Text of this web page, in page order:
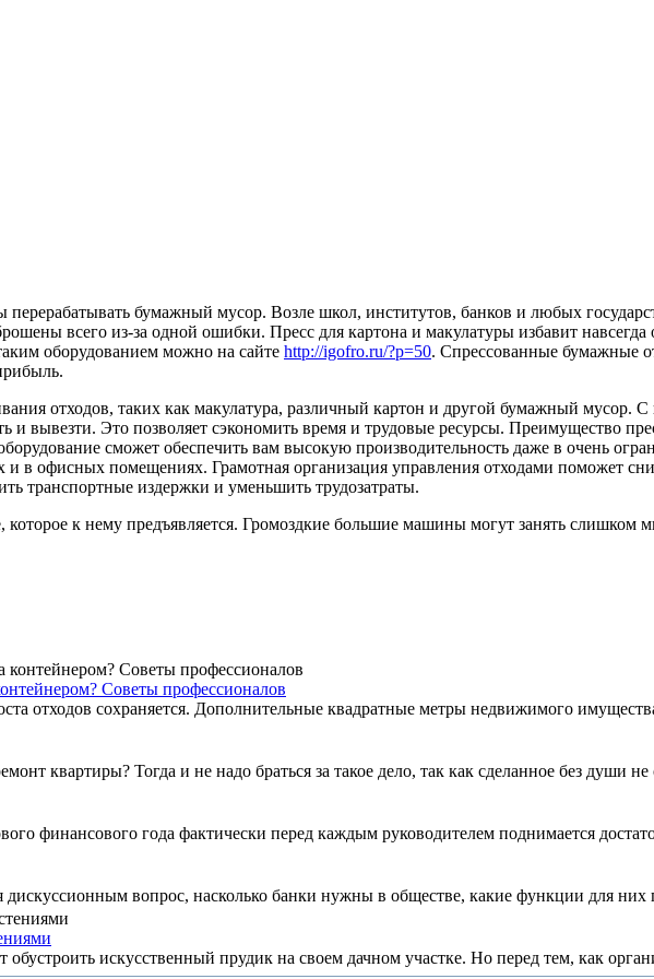
перерабатывать бумажный мусор. Возле школ, институтов, банков и любых
всего из-за одной ошибки. Пресс для картона и макулатуры избавит
оборудованием можно на сайте http://igofro.ru/?p=50. Спрессованные бумажные
отходов, таких как макулатура, различный картон и другой бумажный мусор.
вывезти. Это позволяет сэкономить время и трудовые ресурсы. Преимущество
сможет обеспечить вам высокую производительность даже в очень
и в офисных помещениях. Грамотная организация управления отходами поможет
транспортные издержки и уменьшить трудозатраты.
которое к нему предъявляется. Громоздкие большие машины могут занять слишком
Советы профессионалов
отходов сохраняется. Дополнительные квадратные метры недвижимого имущества
квартиры? Тогда и не надо браться за такое дело, так как сделанное без души не
финансового года фактически перед каждым руководителем поднимается
дискуссионным вопрос, насколько банки нужны в обществе, какие функции для
искусственный прудик на своем дачном участке. Но перед тем, как